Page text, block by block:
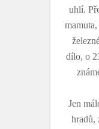
uhlí.
dílo, o
Jen
hradů,